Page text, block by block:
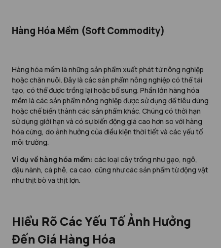
Hàng Hóa Mềm (Soft Commodity)
Hàng hóa mềm là những sản phẩm xuất phát từ nông nghiệp
hoặc chăn nuôi. Đây là các sản phẩm nông nghiệp có thể tái
tạo, có thể được trồng lại hoặc bổ sung. Phần lớn hàng hóa
mềm là các sản phẩm nông nghiệp được sử dụng để tiêu dùng
hoặc chế biến thành các sản phẩm khác. Chúng có thời hạn
sử dụng giới hạn và có sự biến động giá cao hơn so với hàng
hóa cứng, do ảnh hưởng của điều kiện thời tiết và các yếu tố
môi trường.
Ví dụ về hàng hóa mềm: các loại cây trồng như gạo, ngô,
đậu nành, cà phê, ca cao, cũng như các sản phẩm từ động vật
như thịt bò và thịt lợn.
Hiểu Rõ Các Yếu Tố Ảnh Hưởng
Đến Giá Hàng Hóa